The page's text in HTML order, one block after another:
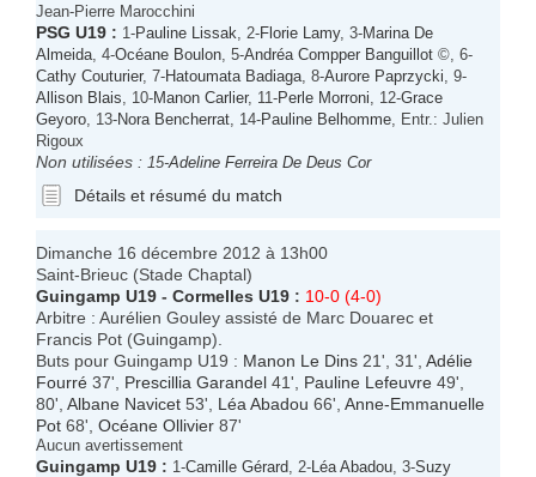
Jean-Pierre Marocchini
PSG U19 : 1-Pauline Lissak , 2-Florie Lamy, 3-Marina De
Almeida , 4-Océane Boulon , 5-Andréa Compper Banguillot ©, 6-
Cathy Couturier, 7-Hatoumata Badiaga , 8-Aurore Paprzycki , 9-
Allison Blais , 10-Manon Carlier, 11-Perle Morroni , 12-Grace
Geyoro , 13-Nora Bencherrat , 14-Pauline Belhomme , Entr.: Julien
Rigoux
Non utilisées : 15-Adeline Ferreira De Deus Cor
Détails et résumé du match
Dimanche 16 décembre 2012 à 13h00
Saint-Brieuc (Stade Chaptal)
Guingamp U19 - Cormelles U19 : 10-0 (4-0)
Arbitre : Aurélien Gouley assisté de Marc Douarec et
Francis Pot (Guingamp).
Buts pour Guingamp U19 : Manon Le Dins 21', 31', Adélie
Fourré 37', Prescillia Garandel 41', Pauline Lefeuvre 49',
80', Albane Navicet 53', Léa Abadou 66', Anne-Emmanuelle
Pot 68', Océane Ollivier 87'
Aucun avertissement
Guingamp U19 : 1-Camille Gérard , 2- Léa Abadou , 3-Suzy